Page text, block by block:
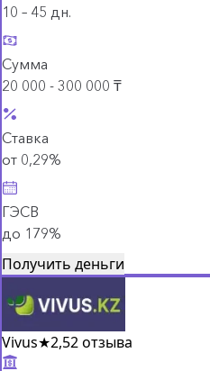
10 – 45 дн.
Сумма
20 000 - 300 000 ₸
Ставка
от 0,29%
ГЭСВ
до 179%
Получить деньги
Vivus★2,52 отзыва